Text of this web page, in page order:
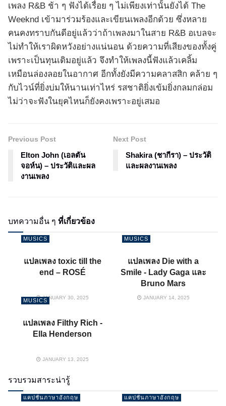
เพลง R&B ช้า ๆ ฟังได้เรื่อย ๆ ไม่เพียงเท่านั้นยังได้ The
Weeknd เข้ามาร่วมร้องและเขียนเพลงอีกด้วย ซึ่งหลาย
คนคงทราบกันดีอยู่แล้วว่าถ้าเพลงมาในสาย R&B อเบลจะ
ไม่ทำให้เราผิดหวังอย่างแน่นอน ด้วยความที่เสียงของทั้งคู่
เพราะเป็นทุนเดิมอยู่แล้ว จึงทำให้เพลงนี้ฟังแล้วเคลิ้ม
เหมือนล่องลอยในอากาศ อีกทั้งยังมีความคลาสสิก คล้าย ๆ
กับไวน์ที่ยิ่งบ่มให้นานเท่าไหร่ รสชาติยิ่งเข้มยิ่งกลมกล่อม
ไม่ว่าจะฟังในยุคไหนก็ยังคงเพราะอยู่เสมอ
Previous Post
Elton John (เอลตัน
จอห์น) – ประวัติและผล
งานเพลง
Next Post
Shakira (ชากีรา) – ประวัติ
และผลงานเพลง
บทความอื่น ๆ ที่เกี่ยวข้อง
MUSICS
แปลเพลง toxic till the
end – ROSÉ
JANUARY 30, 2025
MUSICS
แปลเพลง Die with a
Smile - Lady Gaga และ
Bruno Mars
JANUARY 14, 2025
MUSICS
แปลเพลง Filthy Rich -
Ella Henderson
JANUARY 13, 2025
รวบรวมสาระน่ารู้
แคปชั่นภาษาอังกฤษ แคปชั่นภาษาอังกฤษ